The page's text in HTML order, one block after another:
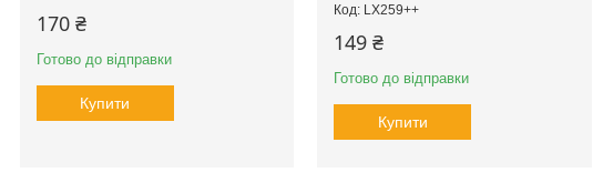
170 ₴
Готово до відправки
Купити
LX259++
149 ₴
Готово до відправки
Купити